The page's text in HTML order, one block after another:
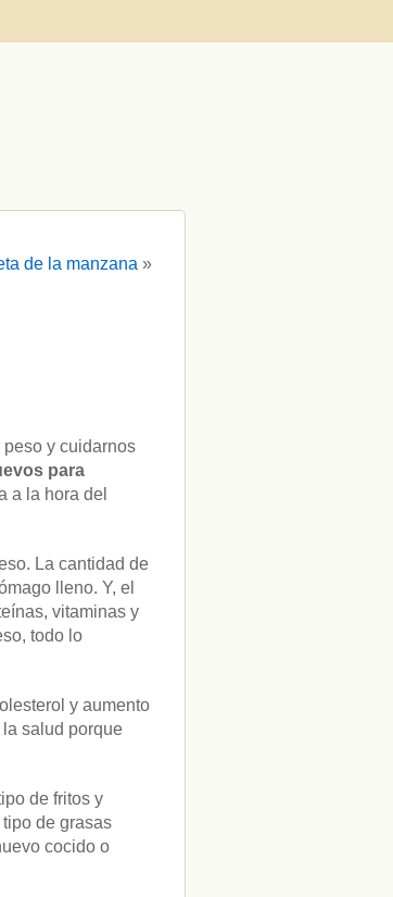
de la manzana »
y cuidarnos
para
a la hora del
La cantidad de
lleno. Y, el
vitaminas y
todo lo
y aumento
salud porque
de fritos y
de grasas
cocido o